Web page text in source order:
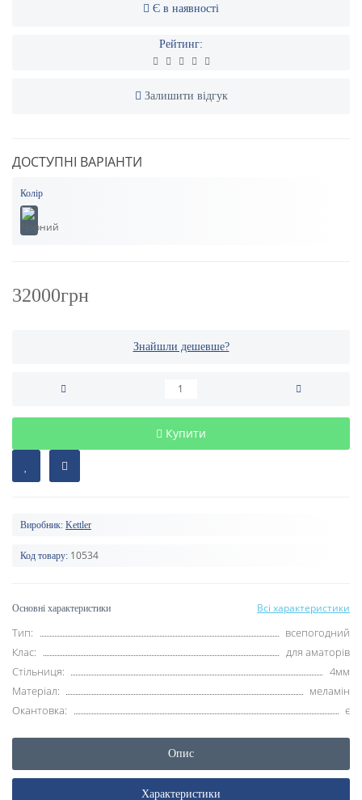
Є в наявності
Рейтинг:
Залишити відгук
ДОСТУПНІ ВАРІАНТИ
Колір
32000грн
Знайшли дешевше?
Купити
Виробник: Kettler
Код товару: 10534
Основні характеристики Всі характеристики
Тип:
всепогодний
Клас:
для аматорів
Стільниця:
4мм
Матеріал:
меламін
Окантовка:
є
Опис
Характеристики